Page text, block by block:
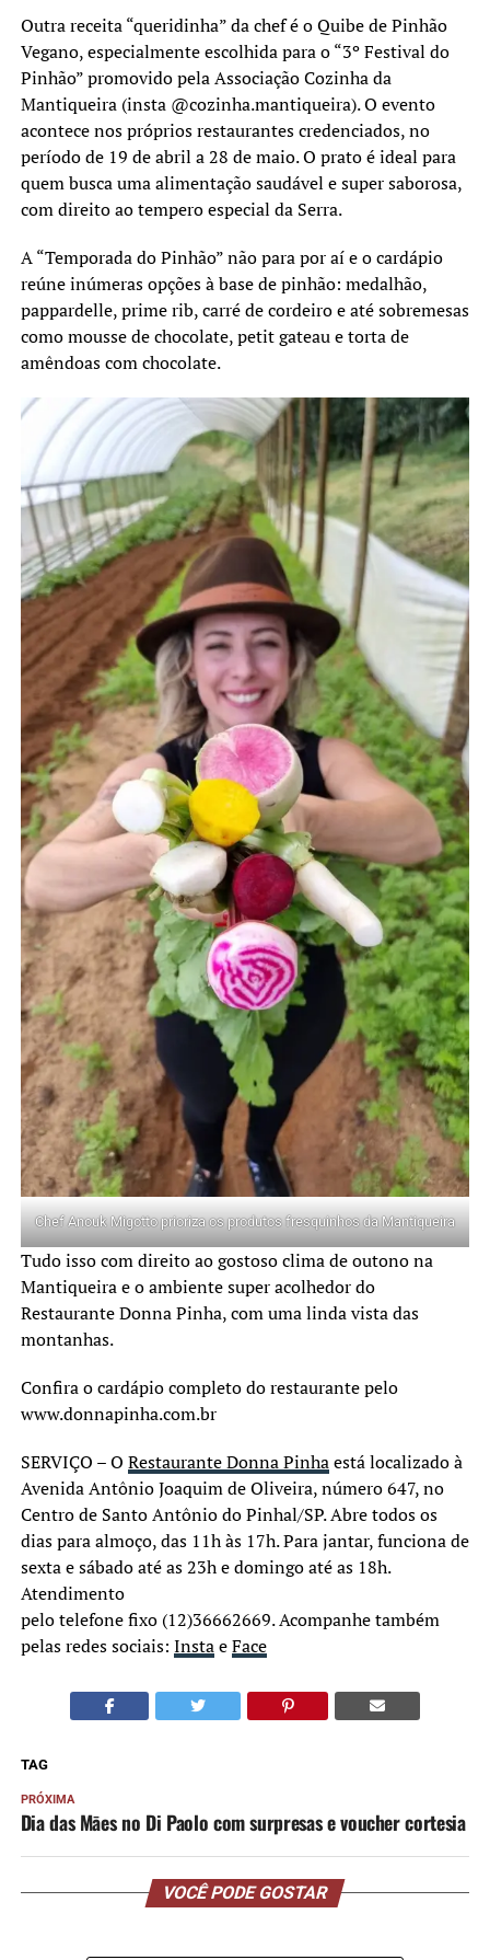
Outra receita “queridinha” da chef é o Quibe de Pinhão
Vegano, especialmente escolhida para o “3º Festival do
Pinhão” promovido pela Associação Cozinha da
Mantiqueira (insta @cozinha.mantiqueira). O evento
acontece nos próprios restaurantes credenciados, no
período de 19 de abril a 28 de maio. O prato é ideal para
quem busca uma alimentação saudável e super saborosa,
com direito ao tempero especial da Serra.
A “Temporada do Pinhão” não para por aí e o cardápio
reúne inúmeras opções à base de pinhão: medalhão,
pappardelle, prime rib, carré de cordeiro e até sobremesas
como mousse de chocolate, petit gateau e torta de
amêndoas com chocolate.
Chef Anouk Migotto prioriza os produtos fresquinhos da Mantiqueira
Tudo isso com direito ao gostoso clima de outono na
Mantiqueira e o ambiente super acolhedor do
Restaurante Donna Pinha, com uma linda vista das
montanhas.
Confira o cardápio completo do restaurante pelo
www.donnapinha.com.br
SERVIÇO – O Restaurante Donna Pinhaestá localizado à
Avenida Antônio Joaquim de Oliveira, número 647, no
Centro de Santo Antônio do Pinhal/SP. Abre todos os
dias para almoço, das 11h às 17h. Para jantar, funciona de
sexta e sábado até as 23h e domingo até as 18h.
Atendimento
pelo telefone fixo (12)36662669. Acompanhe também
pelas redes sociais: InstaeFace
TAG
PRÓXIMA
Dia das Māes no Di Paolo com surpresas e voucher cortesia
VOCÊ PODE GOSTAR